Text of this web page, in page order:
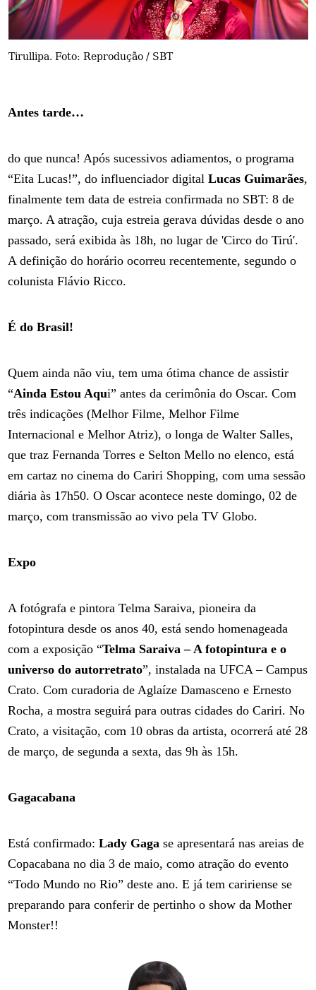
Tirullipa. Foto: Reprodução / SBT
Antes tarde…
do que nunca! Após sucessivos adiamentos, o programa
“Eita Lucas!”, do influenciador digitalLucas Guimarães,
finalmente tem data de estreia confirmada no SBT: 8 de
março. A atração, cuja estreia gerava dúvidas desde o ano
passado, será exibida às 18h, no lugar de 'Circo do Tirú'.
A definição do horário ocorreu recentemente, segundo o
colunista Flávio Ricco.
É do Brasil!
Quem ainda não viu, tem uma ótima chance de assistir
“Ainda Estou Aqui” antes da cerimônia do Oscar. Com
três indicações (Melhor Filme, Melhor Filme
Internacional e Melhor Atriz), o longa de Walter Salles,
que traz Fernanda Torres e Selton Mello no elenco, está
em cartaz no cinema do Cariri Shopping, com uma sessão
diária às 17h50. O Oscar acontece neste domingo, 02 de
março, com transmissão ao vivo pela TV Globo.
Expo
A fotógrafa e pintora Telma Saraiva, pioneira da
fotopintura desde os anos 40, está sendo homenageada
com a exposição “Telma Saraiva – A fotopintura e o
universo do autorretrato”, instalada na UFCA – Campus
Crato. Com curadoria de Aglaíze Damasceno e Ernesto
Rocha, a mostra seguirá para outras cidades do Cariri. No
Crato, a visitação, com 10 obras da artista, ocorrerá até 28
de março, de segunda a sexta, das 9h às 15h.
Gagacabana
Está confirmado:Lady Gaga se apresentará nas areias de
Copacabana no dia 3 de maio, como atração do evento
“Todo Mundo no Rio” deste ano. E já tem caririense se
preparando para conferir de pertinho o show da Mother
Monster!!